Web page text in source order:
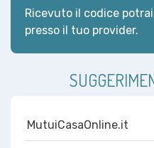
Ricevuto il codice
presso il tuo provider.
MutuiCasaOnline.it